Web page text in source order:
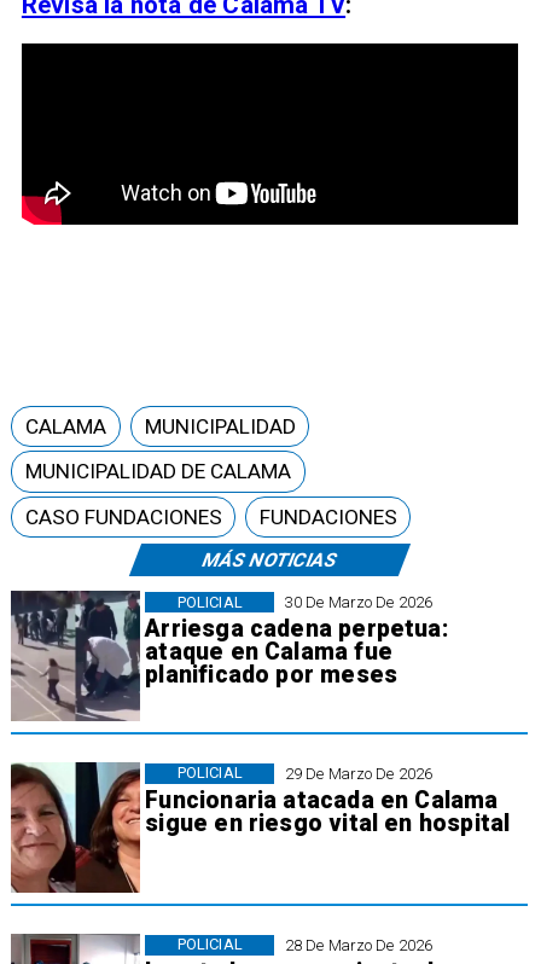
MÁS NOTICIAS
30 De Marzo De 2026
Arriesga cadena perpetua:
ataque en Calama fue
planificado por meses
POLICIAL
29 De Marzo De 2026
Funcionaria atacada en Calama
sigue en riesgo vital en hospital
POLICIAL
28 De Marzo De 2026
POLICIAL
CALAMA
MUNICIPALIDAD
MUNICIPALIDAD DE CALAMA
CASO FUNDACIONES
FUNDACIONES